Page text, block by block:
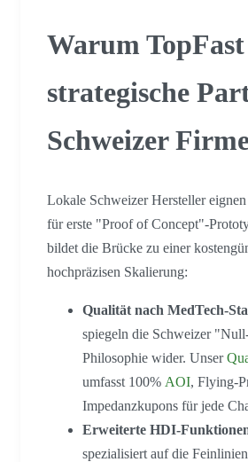
Warum
strategische
Schweizer
Lokale Schweizer Hersteller
für erste "Proof of Concept"-
bildet die Brücke zu einer
hochpräzisen Skalierung:
Qualität nach MedTech-
spiegeln die Schweizer
Philosophie wider. Unser
umfasst 100% AOI, Flying-
Impedanzkupons für jede
Erweiterte HDI-
spezialisiert auf die